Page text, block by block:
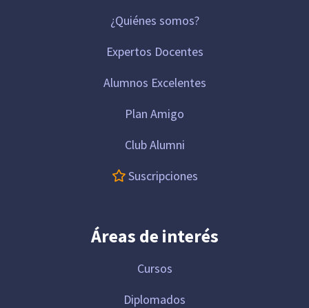
¿Quiénes somos?
Expertos Docentes
Alumnos Excelentes
Plan Amigo
Club Alumni
Suscripciones
Áreas de interés
Cursos
Diplomados